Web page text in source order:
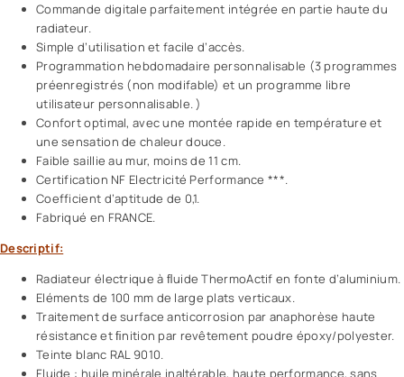
Commande digitale parfaitement intégrée en partie haute du
radiateur.
Simple d’utilisation et facile d’accès.
Programmation hebdomadaire personnalisable (3 programmes
préenregistrés (non modifable) et un programme libre
utilisateur personnalisable. )
Confort optimal, avec une montée rapide en température et
une sensation de chaleur douce.
Faible saillie au mur, moins de 11 cm.
Certification NF Electricité Performance ***.
Coefficient d’aptitude de 0,1.
Fabriqué en FRANCE.
Descriptif:
Radiateur électrique à ﬂuide ThermoActif en fonte d’aluminium.
Eléments de 100 mm de large plats verticaux.
Traitement de surface anticorrosion par anaphorèse haute
résistance et ﬁnition par revêtement poudre époxy/polyester.
Teinte blanc RAL 9010.
Fluide : huile minérale inaltérable, haute performance, sans